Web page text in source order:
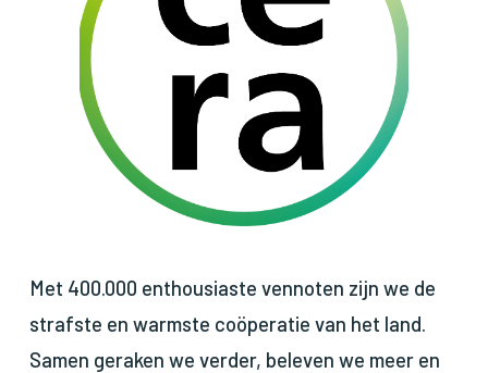
Met 400.000 enthousiaste vennoten zijn we de
strafste en warmste coöperatie van het land.
Samen geraken we verder, beleven we meer en